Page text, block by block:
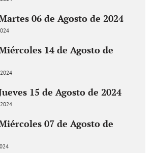
06 de Agosto de 2024
14 de Agosto de
15 de Agosto de 2024
07 de Agosto de